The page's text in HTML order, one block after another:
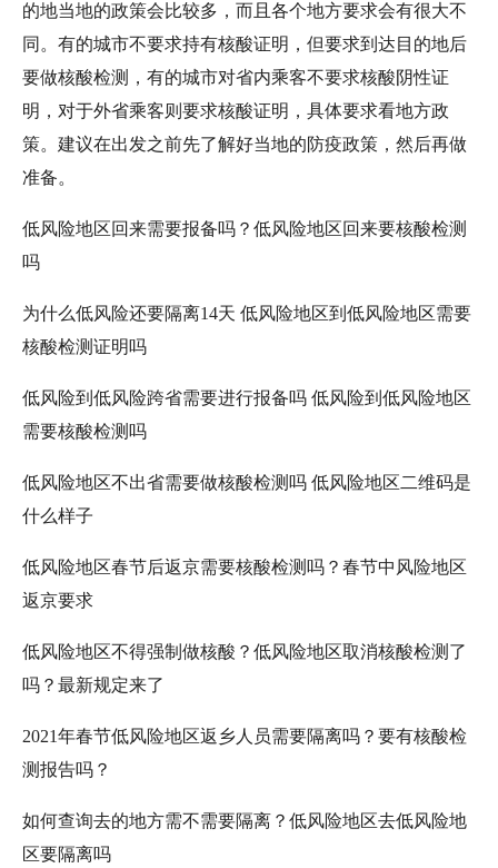
的地当地的政策会比较多，而且各个地方要求会有很大不
同。有的城市不要求持有核酸证明，但要求到达目的地后
要做核酸检测，有的城市对省内乘客不要求核酸阴性证
明，对于外省乘客则要求核酸证明，具体要求看地方政
策。建议在出发之前先了解好当地的防疫政策，然后再做
准备。
低风险地区回来需要报备吗？低风险地区回来要核酸检测
吗
为什么低风险还要隔离14天 低风险地区到低风险地区需要
核酸检测证明吗
低风险到低风险跨省需要进行报备吗 低风险到低风险地区
需要核酸检测吗
低风险地区不出省需要做核酸检测吗 低风险地区二维码是
什么样子
低风险地区春节后返京需要核酸检测吗？春节中风险地区
返京要求
低风险地区不得强制做核酸？低风险地区取消核酸检测了
吗？最新规定来了
2021年春节低风险地区返乡人员需要隔离吗？要有核酸检
测报告吗？
如何查询去的地方需不需要隔离？低风险地区去低风险地
区要隔离吗